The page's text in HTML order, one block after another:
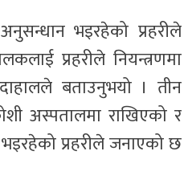
भइरहेको प्रहरीले
प्रहरीले नियन्त्रणमा
बताउनुभयो । तीन
अस्पतालमा राखिएको र
प्रहरीले जनाएको छ